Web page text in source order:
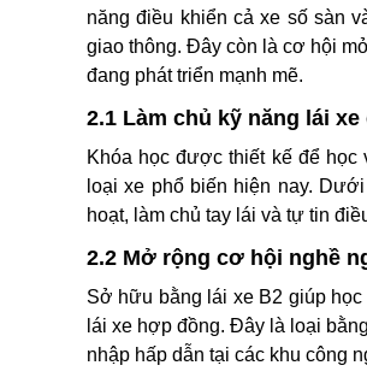
năng điều khiển cả xe số sàn
giao thông. Đây còn là cơ hội
đang phát triển mạnh mẽ.
2.1 Làm chủ kỹ năng lái
Khóa học được thiết kế để học
loại xe phổ biến hiện nay.
hoạt, làm chủ tay lái và tự tin
2.2 Mở rộng cơ hội nghề
Sở hữu bằng lái xe B2 giúp
lái xe hợp đồng. Đây là loại
nhập hấp dẫn tại các khu công